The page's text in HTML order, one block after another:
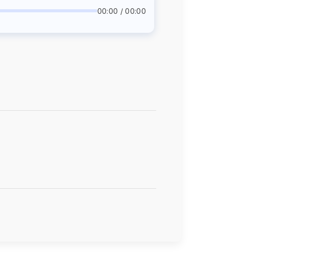
00:00 / 00:00